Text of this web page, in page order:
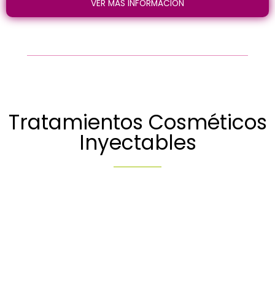
VER MÁS INFORMACIÓN
Tratamientos Cosméticos
Inyectables